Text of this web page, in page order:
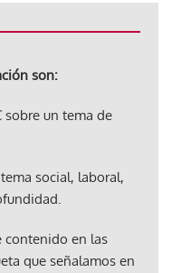
son:
un tema de
social, laboral,
contenido en las
que señalamos en